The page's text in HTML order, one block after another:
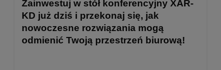
Zainwestuj w stół konferencyjny XAR-
KD już dziś i przekonaj się, jak
nowoczesne rozwiązania mogą
odmienić Twoją przestrzeń biurową!